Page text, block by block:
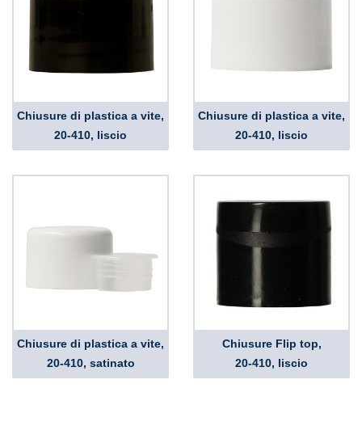
Chiusure di plastica a vite,
20-410, liscio
Chiusure di plastica a vite,
20-410, liscio
Chiusure di plastica a vite,
20-410, satinato
Chiusure Flip top,
20-410, liscio